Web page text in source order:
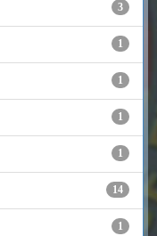
3
1
1
1
1
14
1